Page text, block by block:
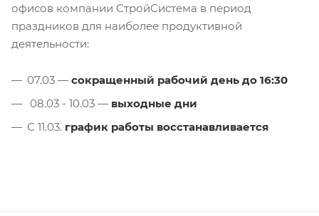
офисов компании СтройСистема в период
праздников для наиболее продуктивной
деятельности:
07.03 — сокращенный рабочий день до 16:30
08.03 - 10.03 — выходные дни
С 11.03. график работы восстанавливается